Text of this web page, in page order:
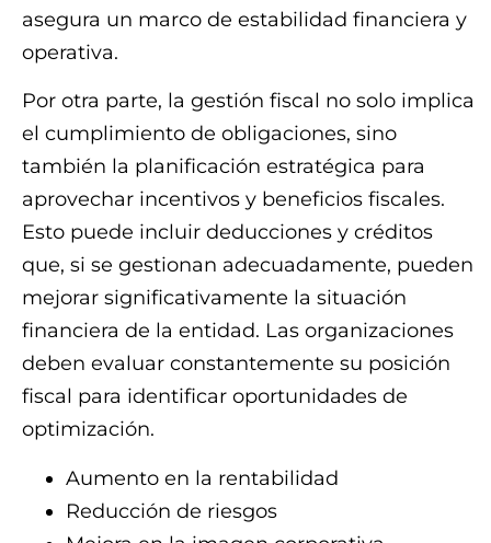
asegura un marco de estabilidad financiera y
operativa.
Por otra parte, la gestión fiscal no solo implica
el cumplimiento de obligaciones, sino
también la planificación estratégica para
aprovechar incentivos y beneficios fiscales.
Esto puede incluir deducciones y créditos
que, si se gestionan adecuadamente, pueden
mejorar significativamente la situación
financiera de la entidad. Las organizaciones
deben evaluar constantemente su posición
fiscal para identificar oportunidades de
optimización.
Aumento en la rentabilidad
Reducción de riesgos